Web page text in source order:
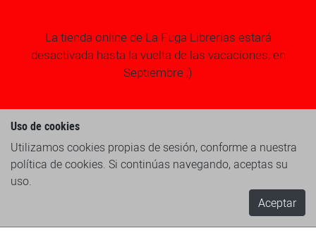
La tienda online de La Fuga Librerias estará
desactivada hasta la vuelta de las vacaciones, en
Septiembre ;)
Uso de cookies
Utilizamos cookies propias de sesión, conforme a nuestra
política de cookies. Si continúas navegando, aceptas su
uso.
Aceptar